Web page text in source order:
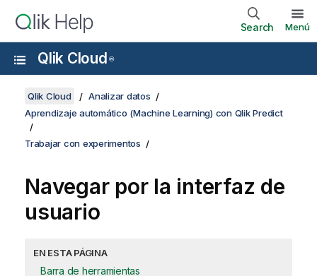
Search Menú
Qlik Cloud ®
Qlik Cloud
Analizar datos
Aprendizaje automático (Machine Learning) con Qlik Predict
Trabajar con experimentos
Navegar por la interfaz de
usuario
EN ESTA PÁGINA
Barra de herramientas